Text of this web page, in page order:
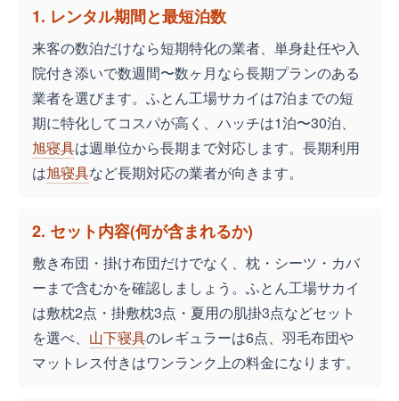
1. レンタル期間と最短泊数
来客の数泊だけなら短期特化の業者、単身赴任や入
院付き添いで数週間〜数ヶ月なら長期プランのある
業者を選びます。ふとん工場サカイは7泊までの短
期に特化してコスパが高く、ハッチは1泊〜30泊、
旭寝具は週単位から長期まで対応します。長期利用
は旭寝具など長期対応の業者が向きます。
2. セット内容(何が含まれるか)
敷き布団・掛け布団だけでなく、枕・シーツ・カバ
ーまで含むかを確認しましょう。ふとん工場サカイ
は敷枕2点・掛敷枕3点・夏用の肌掛3点などセット
を選べ、 山下寝具のレギュラーは6点、羽毛布団や
マットレス付きはワンランク上の料金になります。